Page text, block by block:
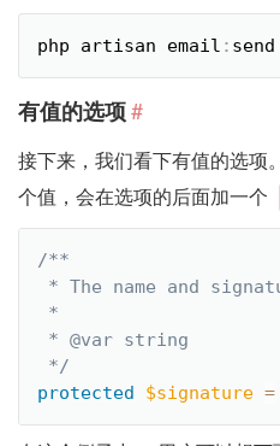
php artisan email : send
有值的选项#
接下来，我们看下有值的选项
个值，会在选项的后面加一个
/**
* The name and
*
* @var string
*/
protected
$signature =